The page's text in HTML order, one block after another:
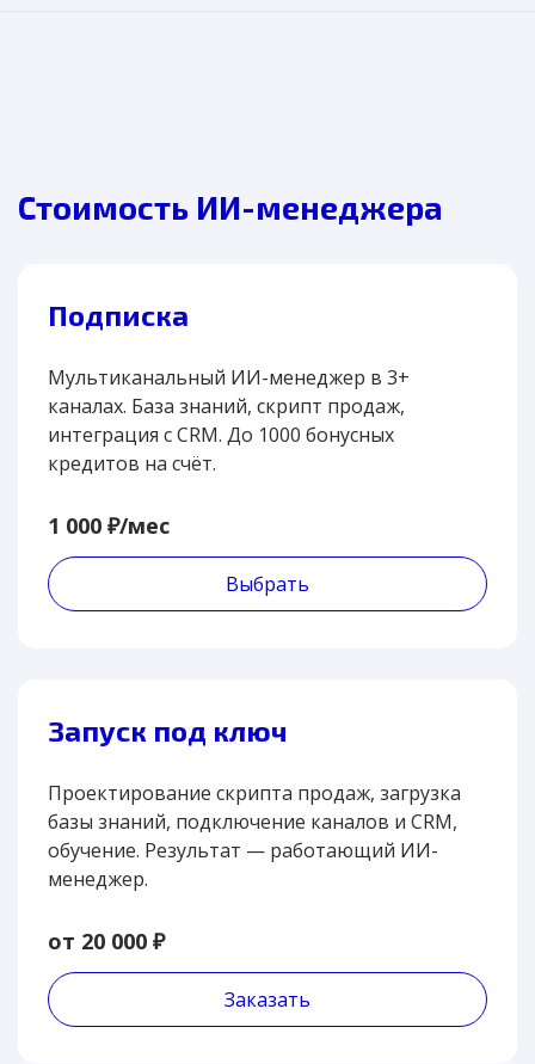
Стоимость ИИ-менеджера
Подписка
Мультиканальный ИИ-менеджер в 3+
каналах. База знаний, скрипт продаж,
интеграция с CRM. До 1000 бонусных
кредитов на счёт.
1 000 ₽/мес
Выбрать
Запуск под ключ
Проектирование скрипта продаж, загрузка
базы знаний, подключение каналов и CRM,
обучение. Результат — работающий ИИ-
менеджер.
от 20 000 ₽
Заказать